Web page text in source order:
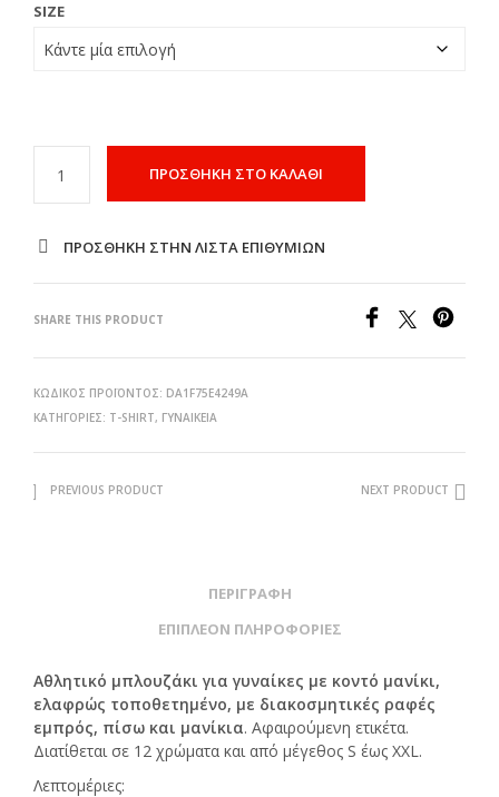
SIZE
ΠΡΟΣΘΉΚΗ ΣΤΟ ΚΑΛΆΘΙ
ΠΡΌΣΘΉΚΗ ΣΤΗΝ ΛΊΣΤΑ ΕΠΙΘΥΜΙΏΝ
SHARE THIS PRODUCT
ΚΩΔΙΚΌΣ ΠΡΟΪΌΝΤΟΣ: DA1F75E4249A
ΚΑΤΗΓΟΡΊΕΣ: T-SHIRT, ΓΥΝΑΙΚΕΙΑ
PREVIOUS PRODUCT NEXT PRODUCT
ΠΕΡΙΓΡΑΦΉ
ΕΠΙΠΛΈΟΝ ΠΛΗΡΟΦΟΡΊΕΣ
Αθλητικό μπλουζάκι για γυναίκες με κοντό μανίκι,
ελαφρώς τοποθετημένο, με διακοσμητικές ραφές
εμπρός, πίσω και μανίκια. Αφαιρούμενη ετικέτα.
Διατίθεται σε 12 χρώματα και από μέγεθος S έως XXL.
Λεπτομέριες: